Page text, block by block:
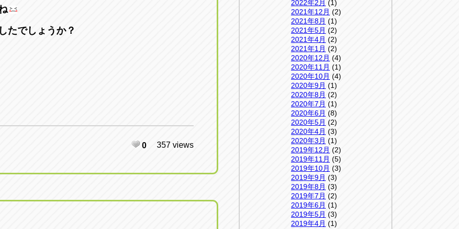
たでしょうか？
0 357 views
2022年2月 (1)
2021年12月 (2)
2021年8月 (1)
2021年5月 (2)
2021年4月 (2)
2021年1月 (2)
2020年12月 (4)
2020年11月 (1)
2020年10月 (4)
2020年9月 (1)
2020年8月 (2)
2020年7月 (1)
2020年6月 (8)
2020年5月 (2)
2020年4月 (3)
2020年3月 (1)
2019年12月 (2)
2019年11月 (5)
2019年10月 (3)
2019年9月 (3)
2019年8月 (3)
2019年7月 (2)
2019年6月 (1)
2019年5月 (3)
2019年4月 (1)